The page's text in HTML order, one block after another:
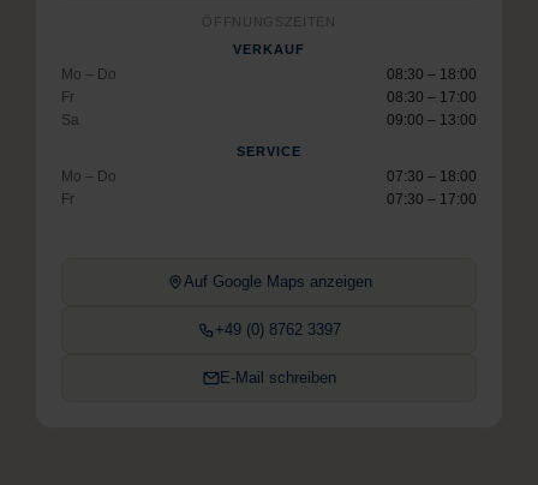
ÖFFNUNGSZEITEN
VERKAUF
Mo – Do
08:30 – 18:00
Fr
08:30 – 17:00
Sa
09:00 – 13:00
SERVICE
Mo – Do
07:30 – 18:00
Fr
07:30 – 17:00
Auf Google Maps anzeigen
+49 (0) 8762 3397
E-Mail schreiben